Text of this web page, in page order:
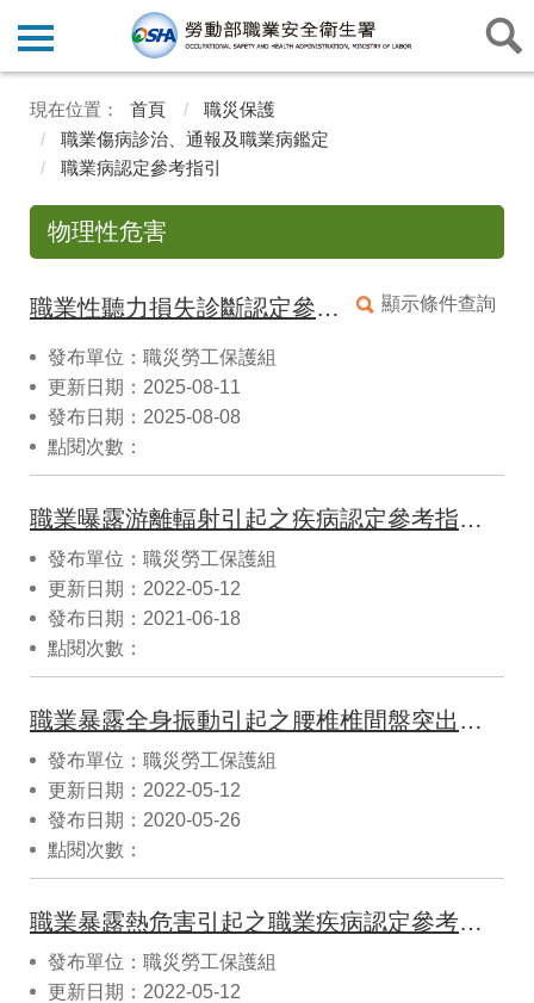
首頁
職災保護
職業傷病診治、通報及職業病鑑定
職業病認定參考指引
物理性危害
顯示條件查詢
職業性聽力損失診斷認定參考指引(11408修正)
發布單位：職災勞工保護組
更新日期：2025-08-11
發布日期：2025-08-08
點閱次數：
職業曝露游離輻射引起之疾病認定參考指引(11006修正)
發布單位：職災勞工保護組
更新日期：2022-05-12
發布日期：2021-06-18
點閱次數：
職業暴露全身振動引起之腰椎椎間盤突出認定參考指引(10905修正)
發布單位：職災勞工保護組
更新日期：2022-05-12
發布日期：2020-05-26
點閱次數：
職業暴露熱危害引起之職業疾病認定參考指引(10905修正)
發布單位：職災勞工保護組
更新日期：2022-05-12